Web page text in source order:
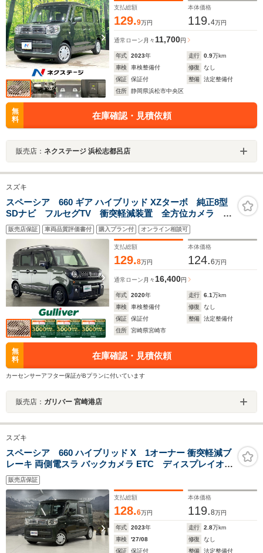
支払総額
129.9万円
本体価格
119.4万円
通常ローン 月々 11,700円
年式 2023年 走行 0.9万km
車検
車検整備付 修復
なし
保証
保証付 整備
法定整備付
住所
静岡県浜松市中央区
無
料
在庫確認・見積依頼
販売店： ネクステージ 浜松志都呂店
スズキ
スペーシア 660 ギア ハイブリッド XZターボ 純正8型
SDナビ フルセグTV 衝突軽減装置 全方位カメラ 両
側電動スライドドア HUDオーディオ 禁煙車 コーナ
ーセンサー ターボ ルーフレール ETC2.0 2トーンカ
ラー ドライブレコーダー
販売店保証 車両品質評価書付 購入プラン付 オンライン相談可
支払総額
129.8万円
本体価格
124.6万円
通常ローン 月々16,400円
年式 2020年 走行 6.1万km
車検
車検整備付 修復
なし
保証
保証付 整備
法定整備付
住所
宮崎県宮崎市
無
料
在庫確認・見積依頼
カーセンサーアフター保証がBプランに付いています
販売店： ガリバー 宮崎港店
スズキ
スペーシア 660 ハイブリッド X 1オーナー 衝突軽減ブ
レーキ 両側電スラ バックカメラ ETC ディスプレイオー
ディオ Bluetooth シートヒーター 障害物センサー エ
ンジンプッシュスタート インテリキー AUTOライト
保証書 取扱説明書
販売店保証
支払総額
128.6万円
本体価格
119.8万円
年式 2023年 走行 2.8万km
車検
'27/08 修復
なし
保証
保証付 整備 法定整備付